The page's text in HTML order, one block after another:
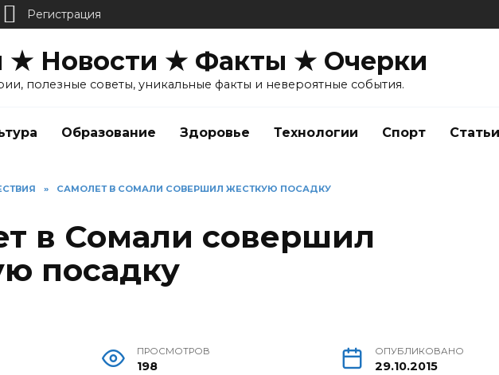
★ Новости ★ Факты ★ Очерки
полезные советы, уникальные факты и невероятные события.
Образование Здоровье Технологии Спорт Статьи
» САМОЛЕТ В СОМАЛИ СОВЕРШИЛ ЖЕСТКУЮ ПОСАДКУ
в Сомали совершил
посадку
ПРОСМОТРОВ
198
ОПУБЛИКОВАНО
29.10.2015
Регистрация